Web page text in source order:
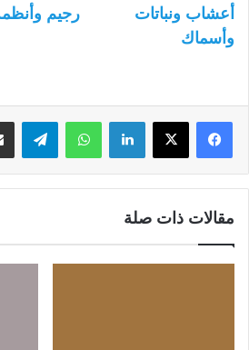
أعشاب ونباتات رجيم
وأسماك
لينكدإن واتساب
مقالات ذات صلة